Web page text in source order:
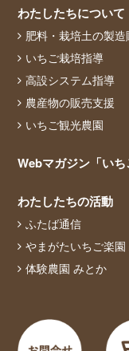
わたしたちについて
肥料・栽培土の製造
いちご栽培指導
高設システム指導
農産物の販売支援
いちご観光農園
Webマガジン「いち
わたしたちの活動
ふたば通信
やまがたいちご楽園
体験農園 みとか